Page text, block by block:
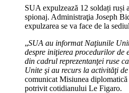
SUA expulzează 12 soldați ruși
spionaj. Administraţia Joseph
expulzarea se va face de la
„SUA au informat Naţiunile
despre iniţierea procedurilor
din cadrul reprezentanţei ruse
Unite şi au recurs la activităţi
comunicat Misiunea
potrivit cotidianului Le Figaro.